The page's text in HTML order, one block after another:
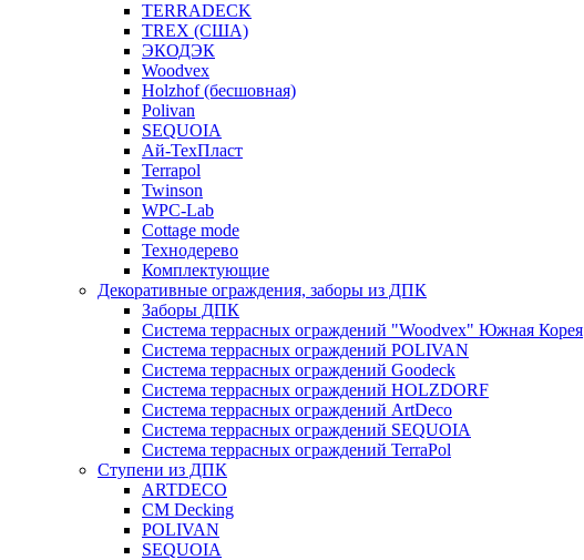
TERRADECK
TREX (США)
ЭКОДЭК
Woodvex
Holzhof (бесшовная)
Polivan
SEQUOIA
Ай-ТехПласт
Terrapol
Twinson
WPC-Lab
Cottage mode
Технодерево
Комплектующие
Декоративные ограждения, заборы из ДПК
Заборы ДПК
Система террасных ограждений "Woodvex" Южная Корея
Система террасных ограждений POLIVAN
Система террасных ограждений Goodeck
Система террасных ограждений HOLZDORF
Система террасных ограждений ArtDeco
Система террасных ограждений SEQUOIA
Система террасных ограждений TerraPol
Ступени из ДПК
ARTDECO
CM Decking
POLIVAN
SEQUOIA